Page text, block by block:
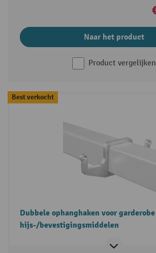
Naar het product
Product vergelijken
Best verkocht
Dubbele ophanghaken voor
hijs-/bevestigingsmiddelen